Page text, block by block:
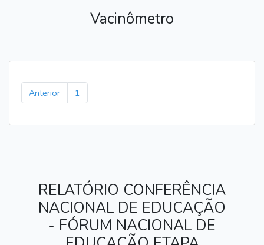
Vacinômetro
Anterior 1
RELATÓRIO CONFERÊNCIA
NACIONAL DE EDUCAÇÃO
- FÓRUM NACIONAL DE